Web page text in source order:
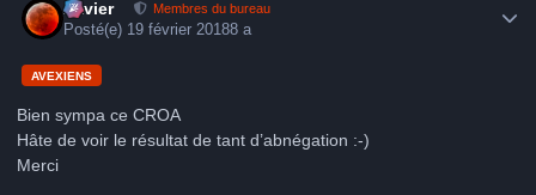
Xavier Membres du bureau
Posté(e) 19 février 20188 a
AVEXIENS
Bien sympa ce CROA
Hâte de voir le résultat de tant d’abnégation :-)
Merci